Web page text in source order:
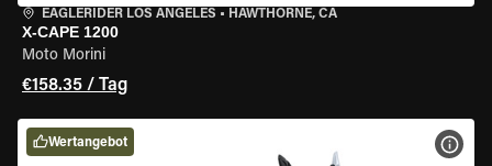
EAGLERIDER LOS ANGELES • HAWTHORNE, CA
X-CAPE 1200
Moto Morini
€158.35 / Tag
Wertangebot